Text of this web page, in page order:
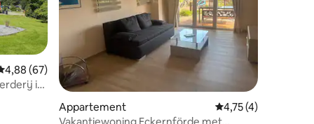
beoordeling van 4,88 uit 5, 67 recensies
4,88 (67)
in
Appartement Gemiddelde
4,75 (4)